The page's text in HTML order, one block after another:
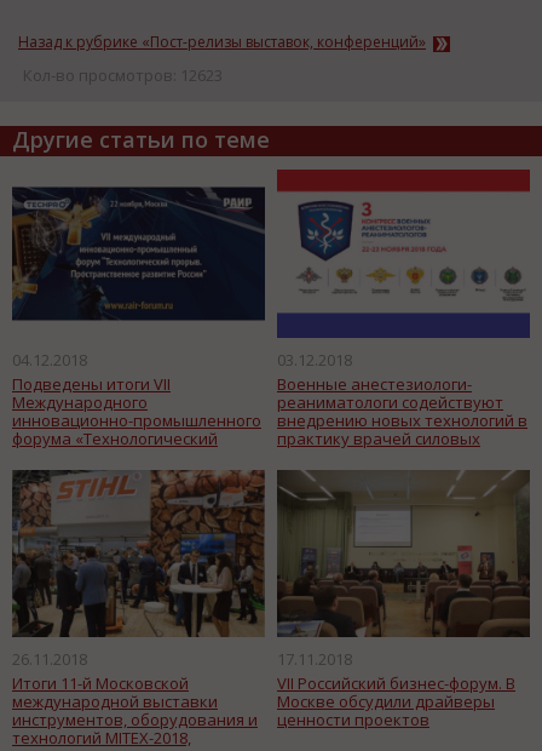
Назад к рубрике «Пост-релизы выставок, конференций»
Кол-во просмотров: 12623
Другие статьи по теме
04.12.2018
Подведены итоги VII
Международного
инновационно-промышленного
форума «Технологический
развитие России»
03.12.2018
Военные анестезиологи-
реаниматологи содействуют
внедрению новых технологий в
практику врачей силовых
26.11.2018
Итоги 11-й Московской
международной выставки
инструментов, оборудования и
технологий MITEX-2018,
17.11.2018
VII Российский бизнес-форум. В
Москве обсудили драйверы
ценности проектов